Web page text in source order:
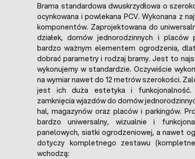
Brama standardowa dwuskrzydłowa o
ocynkowana i powlekana PCV. Wykonana z
komponentów. Zaprojektowana do
działek, domów jednorodzinnych i placów
bardzo ważnym elementem ogrodzenia,
dobrać parametry i rodzaj bramy. Jest to
wykonujemy w standardzie. Oczywiście
na wymiar nawet do 12 metrów szerokości.
jest ich duża estetyka i funkcjonalność.
zamknięcia wjazdów do domów
hal, magazynów oraz placów i parkingów.
bardzo uniwersalny, wizualnie i
panelowych, siatki ogrodzeniowej, a nawet
dotyczy kompletnego zestawu
wchodzą: